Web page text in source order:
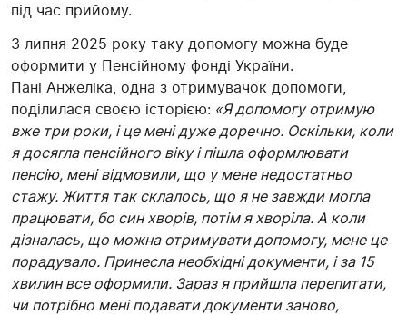
під час прийому.
З липня 2025 року таку допомогу можна буде
оформити у Пенсійному фонді України.
Пані Анжеліка, одна з отримувачок допомоги,
поділилася своєю історією: «Я допомогу отримую
вже три роки, і це мені дуже доречно. Оскільки, коли
я досягла пенсійного віку і пішла оформлювати
пенсію, мені відмовили, що у мене недостатньо
стажу. Життя так склалось, що я не завжди могла
працювати, бо син хворів, потім я хворіла. А коли
дізналась, що можна отримувати допомогу, мене це
порадувало. Принесла необхідні документи, і за 15
хвилин все оформили. Зараз я прийшла перепитати,
чи потрібно мені подавати документи заново,